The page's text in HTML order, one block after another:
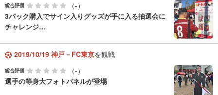
総合評価
（-）
3パック購入でサイン入りグッズが手に入る抽選会に
チャレンジ…
2019/10/19 神戸－FC東京を観戦
総合評価
（-）
選手の等身大フォトパネルが登場